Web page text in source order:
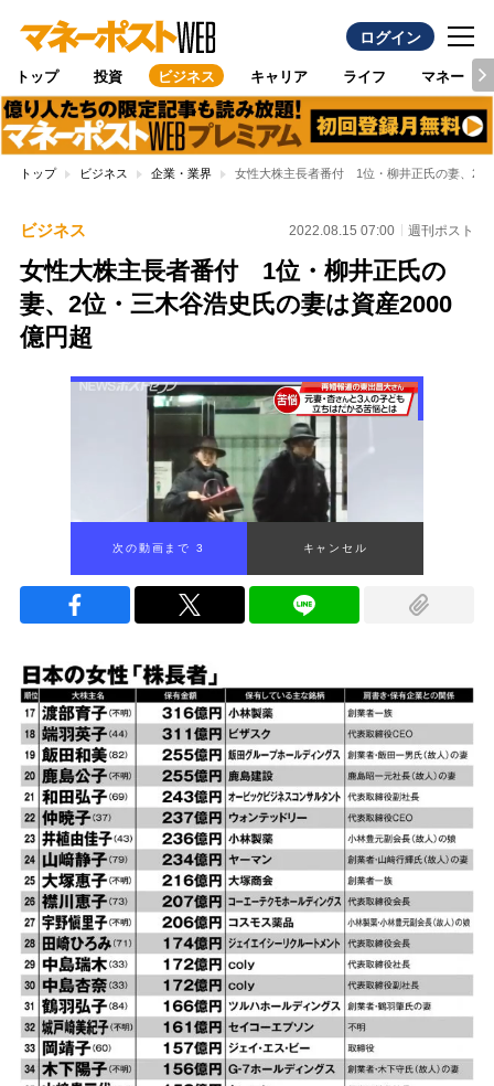
ログイン
トップ 投資 ビジネス キャリア ライフ マネー
トップ ビジネス 企業・業界 女性大株主長者番付 1位・柳井正氏の妻、2位
ビジネス 2022.08.15 07:00 週刊ポスト
女性大株主長者番付 1位・柳井正氏の
妻、2位・三木谷浩史氏の妻は資産2000
億円超
次の動画まで 2 キャンセル